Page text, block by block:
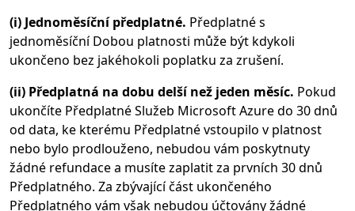
(i) Jednoměsíční předplatné. Předplatné s
jednoměsíční Dobou platnosti může být kdykoli
ukončeno bez jakéhokoli poplatku za zrušení.
(ii) Předplatná na dobu delší než jeden měsíc. Pokud
ukončíte Předplatné Služeb Microsoft Azure do 30 dnů
od data, ke kterému Předplatné vstoupilo v platnost
nebo bylo prodlouženo, nebudou vám poskytnuty
žádné refundace a musíte zaplatit za prvních 30 dnů
Předplatného. Za zbývající část ukončeného
Předplatného vám však nebudou účtovány žádné